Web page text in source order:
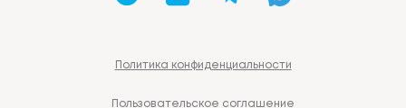
Политика конфиденциальности
Пользовательское соглашение